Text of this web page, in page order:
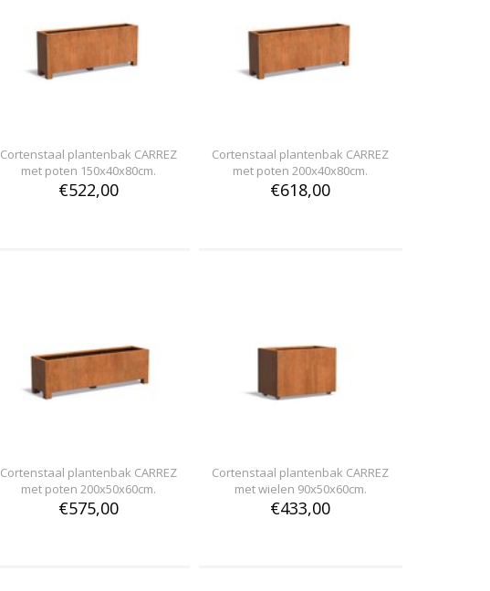
Cortenstaal plantenbak CARREZ
met poten 150x40x80cm.
€522,00
Cortenstaal plantenbak CARREZ
met poten 200x40x80cm.
€618,00
Cortenstaal plantenbak CARREZ
met poten 200x50x60cm.
€575,00
Cortenstaal plantenbak CARREZ
met wielen 90x50x60cm.
€433,00